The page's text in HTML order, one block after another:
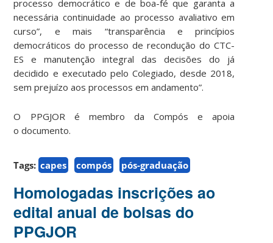
processo democrático e de boa-fé que garanta a
necessária continuidade ao processo avaliativo em
curso”, e mais “transparência e princípios
democráticos do processo de recondução do CTC-
ES e manutenção integral das decisões do já
decidido e executado pelo Colegiado, desde 2018,
sem prejuízo aos processos em andamento”.
O PPGJOR é membro da Compós e apoia
o documento.
Tags: capes compós pós-graduação
Homologadas inscrições ao
edital anual de bolsas do
PPGJOR